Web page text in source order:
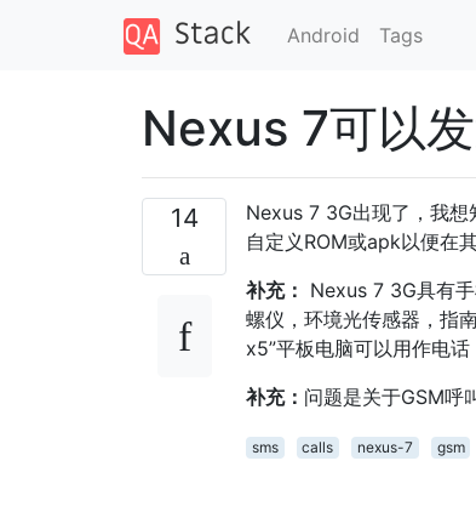
Android Tags
Nexus 7可以
14
Nexus 7 3G出现了，我
自定义ROM或apk以便在
补充： Nexus 7 3G具有
螺仪，环境光传感器，指
x5”平板电脑可以用作电
补充： 问题是关于GSM呼
sms calls nexus-7 gsm